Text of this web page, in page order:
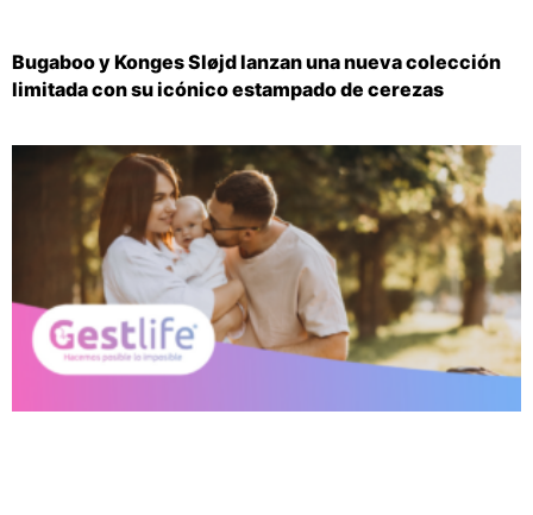
Bugaboo y Konges Sløjd lanzan una nueva colección
limitada con su icónico estampado de cerezas